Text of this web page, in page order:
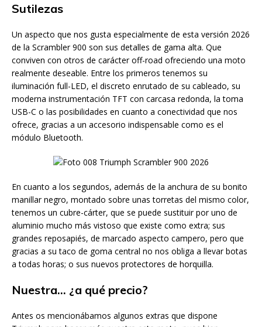
Sutilezas
Un aspecto que nos gusta especialmente de esta versión 2026
de la Scrambler 900 son sus detalles de gama alta. Que
conviven con otros de carácter off-road ofreciendo una moto
realmente deseable. Entre los primeros tenemos su
iluminación full-LED, el discreto enrutado de su cableado, su
moderna instrumentación TFT con carcasa redonda, la toma
USB-C o las posibilidades en cuanto a conectividad que nos
ofrece, gracias a un accesorio indispensable como es el
módulo Bluetooth.
En cuanto a los segundos, además de la anchura de su bonito
manillar negro, montado sobre unas torretas del mismo color,
tenemos un cubre-cárter, que se puede sustituir por uno de
aluminio mucho más vistoso que existe como extra; sus
grandes reposapiés, de marcado aspecto campero, pero que
gracias a su taco de goma central no nos obliga a llevar botas
a todas horas; o sus nuevos protectores de horquilla.
Nuestra… ¿a qué precio?
Antes os mencionábamos algunos extras que dispone